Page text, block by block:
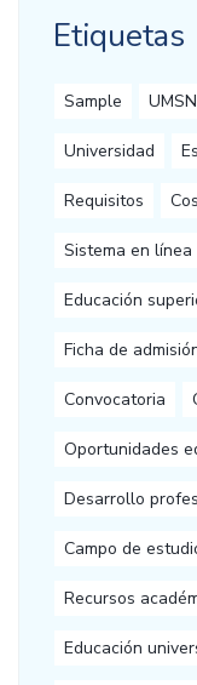
Etiquetas
Sample
Universidad
Requisitos
Sistema en línea
Educación
Ficha de
Convocatoria
Oportunidades
Desarrollo
Campo de
Recursos
Educación